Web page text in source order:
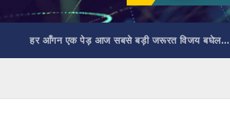
हर आँगन एक पेड़ आज सबसे बड़ी जरूरत विजय बघेल…